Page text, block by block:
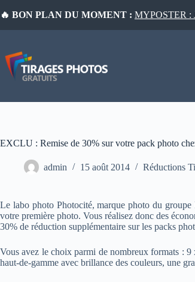
au
🔥 BON PLAN DU MOMENT : MYPOSTER :
EXCLU : Remise de 30% sur votre pack photo
admin 15 août 2014 Réductions
Le labo photo Photocité, marque photo du
votre première photo. Vous réalisez donc des
30% de réduction supplémentaire sur les packs
Vous avez le choix parmi de nombreux formats :
haut-de-gamme avec brillance des couleurs, une